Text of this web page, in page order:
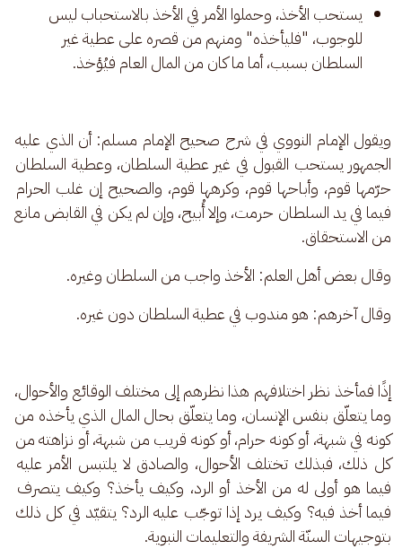
يستحب الأخذ، وحملوا الأمر في الأخذ بالاستحباب ليس
للوجوب، "فليأخذه" ومنهم من قصره على عطية غير
السلطان بسبب، أما ما كان من المال العام فيُؤخذ.
ويقول الإمام النووي في شرح صحيح الإمام مسلم: أن الذي عليه
الجمهور يستحب القبول في غير عطية السلطان، وعطية السلطان
حرّمها قوم، وأباحها قوم، وكرهها قوم، والصحيح إن غلب الحرام
فيما في يد السلطان حرمت، وإلا أُبيح، وإن لم يكن في القابض مانع
من الاستحقاق.
وقال بعض أهل العلم: الأخذ واجب من السلطان وغيره.
وقال آخرهم: هو مندوب في عطية السلطان دون غيره.
إذًا فمأخذ نظر اختلافهم هذا نظرهم إلى مختلف الوقائع والأحوال،
وما يتعلّق بنفس الإنسان، وما يتعلّق بحال المال الذي يأخذه من
كونه في شبهة، أو كونه حرام، أو كونه قريب من شبهة، أو نزاهته من
كل ذلك، فبذلك تختلف الأحوال، والصادق لا يلتبس الأمر عليه
فيما هو أولى له من الأخذ أو الرد، وكيف يأخذ؟ وكيف يتصرف
فيما أخذ فيه؟ وكيف يرد إذا توجّب عليه الرد؟ يتقيّد في كل ذلك
بتوجيهات السنّة الشريفة والتعليمات النبوية.